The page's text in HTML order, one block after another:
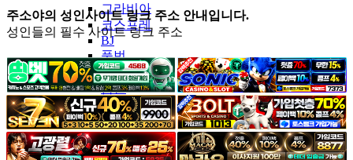
그라비아
코스프레
BJ
품번
후방주의
움짤
스포츠
기타
야썰
주소야의 성인사이트 링크 주소 안내입니다.
성인들의 필수 사이트 링크 주소